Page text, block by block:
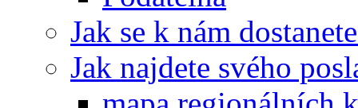
Jak se k nám
Jak najdete svého